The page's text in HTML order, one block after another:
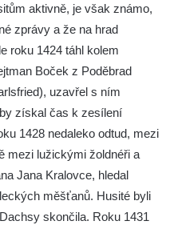
aktivně, je však známo,
zprávy a že na hrad
roku 1424 táhl kolem
Boček z Poděbrad
uzavřel s ním
získal čas k zesílení
1428 nedaleko odtud, mezi
mezi lužickými žoldnéři a
Jana Kralovce, hledal
měšťanů. Husité byli
skončila. Roku 1431